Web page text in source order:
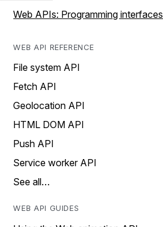
Web APIs: Programming interfaces
WEB API REFERENCE
File system API
Fetch API
Geolocation API
HTML DOM API
Push API
Service worker API
See all…
WEB API GUIDES